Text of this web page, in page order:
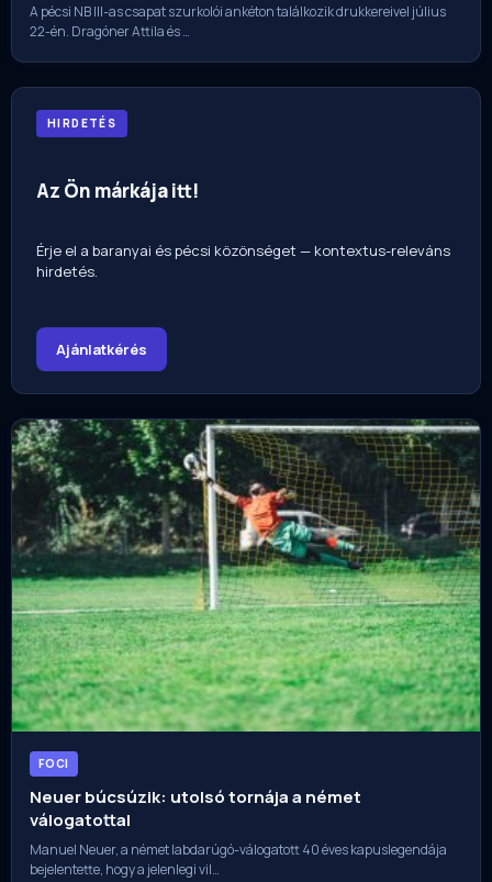
A pécsi NB III-as csapat szurkolói ankéton találkozik drukkereivel július
22-én. Dragóner Attila és …
HIRDETÉS
Az Ön márkája itt!
Érje el a baranyai és pécsi közönséget — kontextus-releváns
hirdetés.
Ajánlatkérés
FOCI
Neuer búcsúzik: utolsó tornája a német
válogatottal
Manuel Neuer, a német labdarúgó-válogatott 40 éves kapuslegendája
bejelentette, hogy a jelenlegi vil…